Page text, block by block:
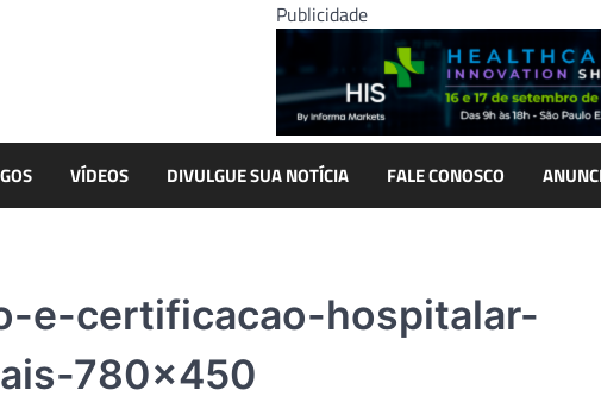
Publicidade
VÍDEOS DIVULGUE SUA NOTÍCIA FALE CONOSCO
e-certificacao-hospitalar-
780×450